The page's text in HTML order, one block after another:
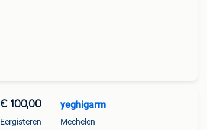
€ 100,00
Eergisteren
yeghigarm
Mechelen